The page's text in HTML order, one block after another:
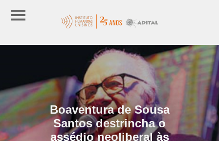
Boaventura de Sousa
Santos destrincha o
assédio neoliberal às